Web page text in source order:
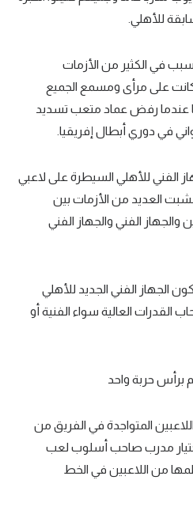
للأهلي.
في الكثير من الأزمات
على مرأى ومسمع الجميع
عندما رفض عماد متعب تسديد
في دوري أبطال إفريقيا.
الفني للأهلي السيطرة على لاعبي
العديد من الأزمات بين
والجهاز الفني والجهاز الفني
الجهاز الفني الجديد للأهلي
القدرات العالية سواء الفنية أو
المتواجدة في الفريق من
مدرب صاحب أسلوب لعب
من اللاعبين في الخط